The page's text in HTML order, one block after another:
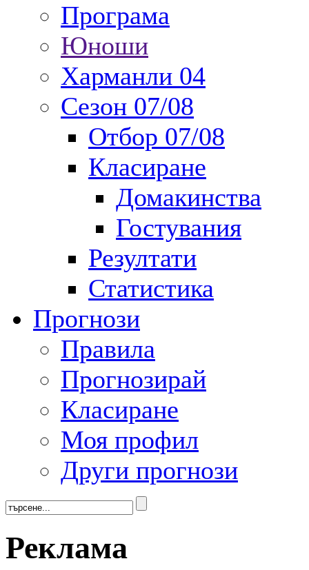
Програма
Юноши
Харманли 04
Сезон 07/08
Отбор 07/08
Класиране
Домакинства
Гостувания
Резултати
Статистика
Прогнози
Правила
Прогнозирай
Класиране
Моя профил
Други прогнози
Реклама